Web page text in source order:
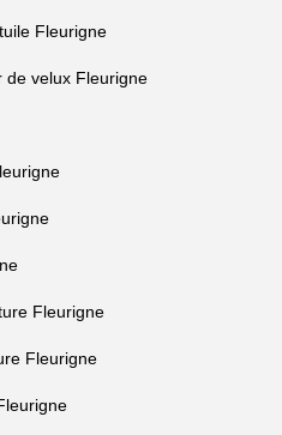
Fleurigne
de velux Fleurigne
Fleurigne
Fleurigne